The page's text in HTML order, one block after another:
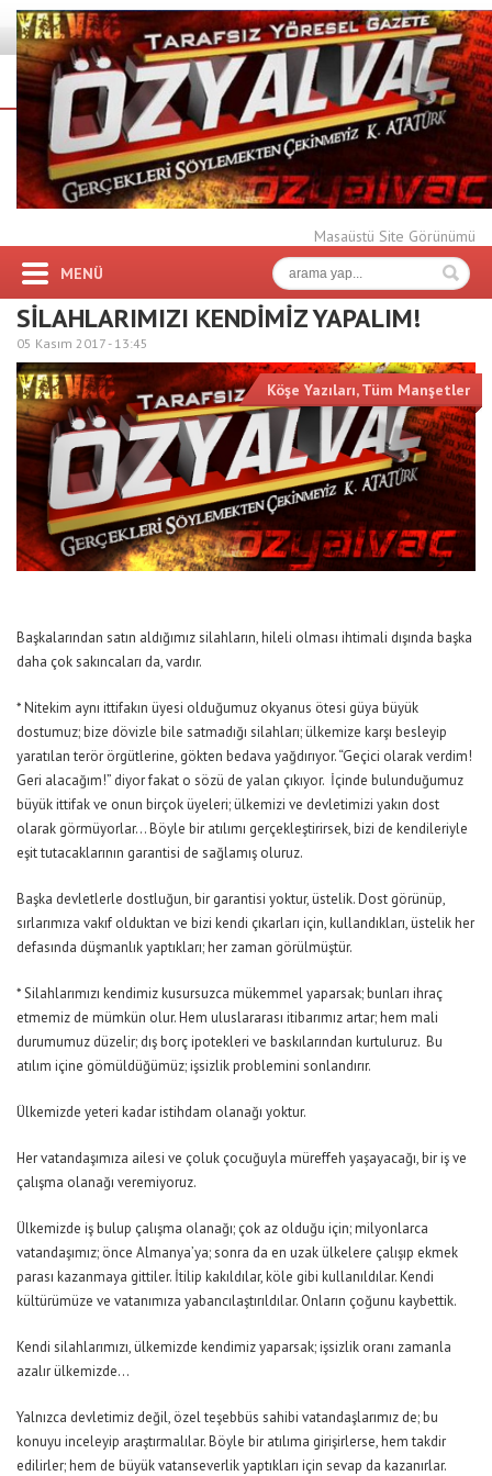
Masaüstü Site Görünümü
MENÜ
SİLAHLARIMIZI KENDİMİZ YAPALIM!
05 Kasım 2017 - 13:45
Köşe Yazıları,Tüm Manşetler
Başkalarından satın aldığımız silahların, hileli olması ihtimali dışında başka
daha çok sakıncaları da, vardır.
* Nitekim aynı ittifakın üyesi olduğumuz okyanus ötesi güya büyük
dostumuz; bize dövizle bile satmadığı silahları; ülkemize karşı besleyip
yaratılan terör örgütlerine, gökten bedava yağdırıyor. “Geçici olarak verdim!
Geri alacağım!” diyor fakat o sözü de yalan çıkıyor. İçinde bulunduğumuz
büyük ittifak ve onun birçok üyeleri; ülkemizi ve devletimizi yakın dost
olarak görmüyorlar… Böyle bir atılımı gerçekleştirirsek, bizi de kendileriyle
eşit tutacaklarının garantisi de sağlamış oluruz.
Başka devletlerle dostluğun, bir garantisi yoktur, üstelik. Dost görünüp,
sırlarımıza vakıf olduktan ve bizi kendi çıkarları için, kullandıkları, üstelik her
defasında düşmanlık yaptıkları; her zaman görülmüştür.
* Silahlarımızı kendimiz kusursuzca mükemmel yaparsak; bunları ihraç
etmemiz de mümkün olur. Hem uluslararası itibarımız artar; hem mali
durumumuz düzelir; dış borç ipotekleri ve baskılarından kurtuluruz. Bu
atılım içine gömüldüğümüz; işsizlik problemini sonlandırır.
Ülkemizde yeteri kadar istihdam olanağı yoktur.
Her vatandaşımıza ailesi ve çoluk çocuğuyla müreffeh yaşayacağı, bir iş ve
çalışma olanağı veremiyoruz.
Ülkemizde iş bulup çalışma olanağı; çok az olduğu için; milyonlarca
vatandaşımız; önce Almanya’ya; sonra da en uzak ülkelere çalışıp ekmek
parası kazanmaya gittiler. İtilip kakıldılar, köle gibi kullanıldılar. Kendi
kültürümüze ve vatanımıza yabancılaştırıldılar. Onların çoğunu kaybettik.
Kendi silahlarımızı, ülkemizde kendimiz yaparsak; işsizlik oranı zamanla
azalır ülkemizde…
Yalnızca devletimiz değil, özel teşebbüs sahibi vatandaşlarımız de; bu
konuyu inceleyip araştırmalılar. Böyle bir atılıma girişirlerse, hem takdir
edilirler; hem de büyük vatanseverlik yaptıkları için sevap da kazanırlar.